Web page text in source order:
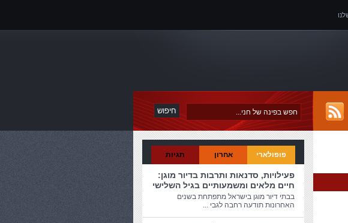
פופולארי אחרון תגיות
פעילויות, סדנאות ותרבות בדיור מוגן:
חיים מלאים ומשמעותיים בגיל השלישי
בבתי דיור מוגן בישראל מתפתחת בשנים
האחרונות תודעה רחבה לגבי ...